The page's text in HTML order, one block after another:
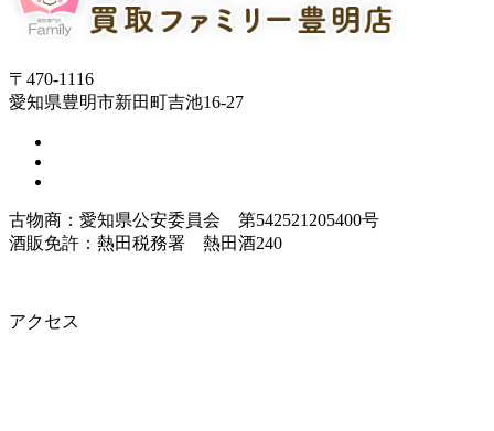
〒470-1116
愛知県豊明市新田町吉池16-27
古物商：愛知県公安委員会 第542521205400号
酒販免許：熱田税務署 熱田酒240
アクセス